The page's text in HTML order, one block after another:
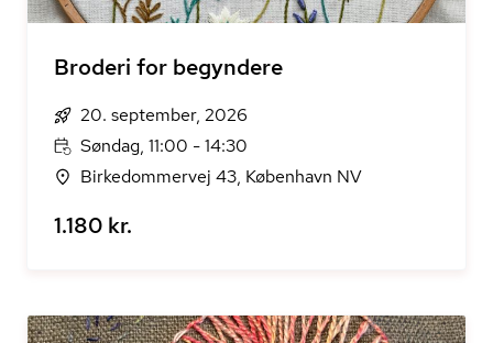
Broderi for begyndere
20. september, 2026
Søndag, 11:00 - 14:30
Birkedommervej 43, København NV
1.180 kr.